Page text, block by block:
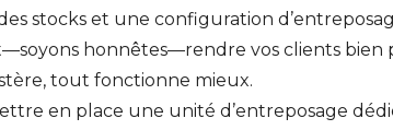
stocks et une configuration
honnêtes—rendre vos clients bien
tout fonctionne mieux.
en place une unité d’entreposage